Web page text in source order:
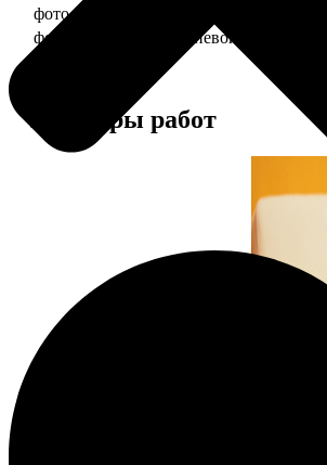
фото 20х30 в деревянной рамке
фото 20х30 в алюминиевой рамке
Примеры работ